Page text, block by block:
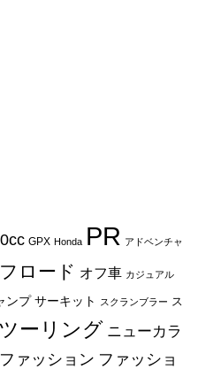
GPX Honda PR アドベンチャ
ロード オフ車 カジュアル
ンプ サーキット スクランブラー ス
ツーリング ニューカラ
ァッション ファッショ